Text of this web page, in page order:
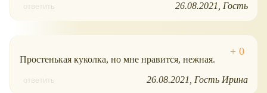
ответить 26.08.2021 Гость
Простенькая куколка, но мне нравится, нежная.
ответить 26.08.2021 Гость Ирина